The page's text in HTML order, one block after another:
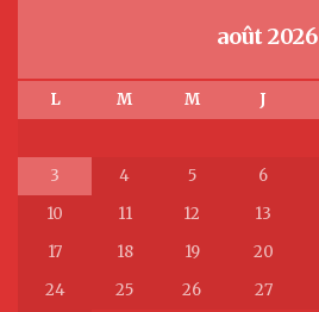
août 2026
L M M J
3
4 5 6
10
11 12 13
17
18 19 20
24
25 26 27